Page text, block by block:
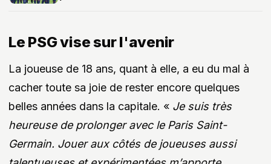
Le PSG vise sur l'avenir
La joueuse de 18 ans, quant à elle, a eu du mal à
cacher toute sa joie de rester encore quelques
belles années dans la capitale. « Je suis très
heureuse de prolonger avec le Paris Saint-
Germain. Jouer aux côtés de joueuses aussi